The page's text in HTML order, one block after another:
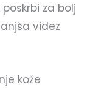
za bolj
videz
kože